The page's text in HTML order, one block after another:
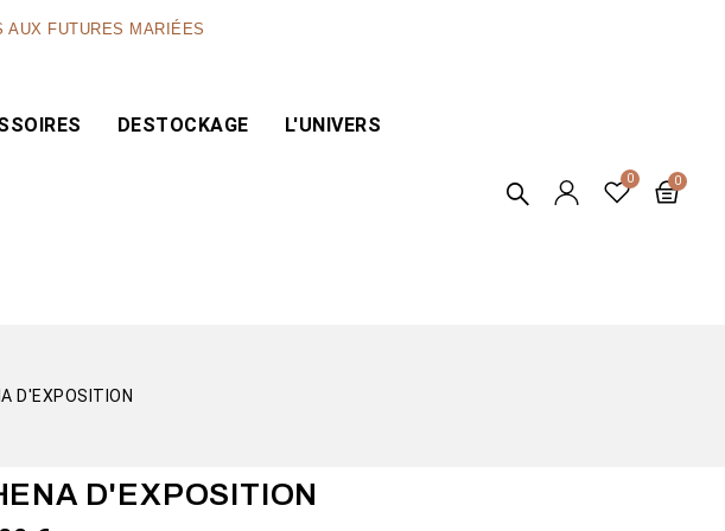
AUX FUTURES MARIÉES
DESTOCKAGE L'UNIVERS
D'EXPOSITION
D'EXPOSITION